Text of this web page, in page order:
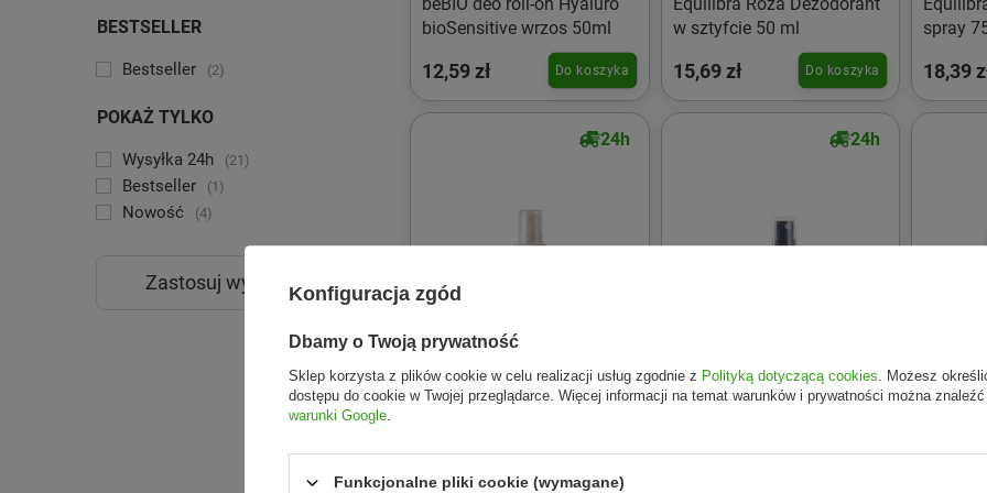
BESTSELLER
Bestseller 2
POKAŻ TYLKO
Wysyłka 24h 21
Bestseller 1
Nowość 4
Zastosuj wybrane filtry
bioSensitive wrzos 50ml
12,59 zł Do koszyka
w sztyfcie 50 ml
15,69 zł Do koszyka
spray
18,39
24h 24h
Konfiguracja zgód
Dbamy o Twoją prywatność
Sklep korzysta z plików cookie w celu realizacji usług zgodnie z Polityką dotyczącą cookies. Możesz
dostępu do cookie w Twojej przeglądarce. Więcej informacji na temat warunków i prywatności można
warunki Google.
Funkcjonalne pliki cookie (wymagane)